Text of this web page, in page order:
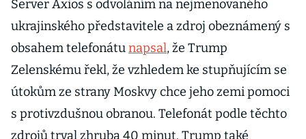
Server Axios s odvoláním na nejmenovaného
ukrajinského představitele a zdroj obeznámený s
obsahem telefonátunapsal, že Trump
Zelenskému řekl, že vzhledem ke stupňujícím se
útokům ze strany Moskvy chce jeho zemi pomoci
s protivzdušnou obranou. Telefonát podle těchto
zdrojů trval zhruba 40 minut. Trump také